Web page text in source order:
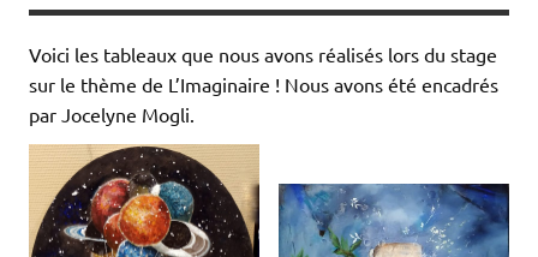
Voici les tableaux que nous avons réalisés lors du stage
sur le thème de L’Imaginaire ! Nous avons été encadrés
par Jocelyne Mogli.